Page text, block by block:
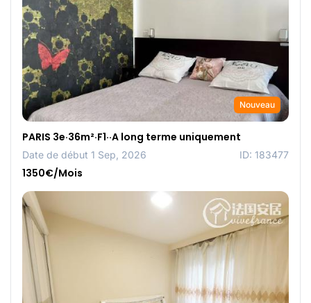
Nouveau
PARIS 3e·36m²·F1··A long terme uniquement
Date de début 1 Sep, 2026 ID: 183477
1350€/Mois